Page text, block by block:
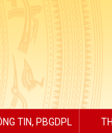
TIN, PBGDPL